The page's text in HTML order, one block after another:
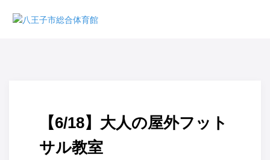
【6/18】大人の屋外フット
サル教室